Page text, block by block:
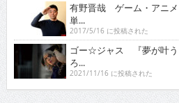
有野晋哉 ゲーム・アニメ
単...
2017/5/16 に投稿された
ゴー☆ジャス 『夢が叶う
ろ...
2021/11/16 に投稿された